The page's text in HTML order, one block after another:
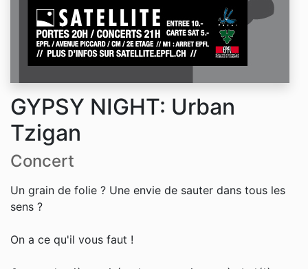
GYPSY NIGHT: Urban
Tzigan
Concert
Un grain de folie ? Une envie de sauter dans tous les
sens ?
On a ce qu'il vous faut !